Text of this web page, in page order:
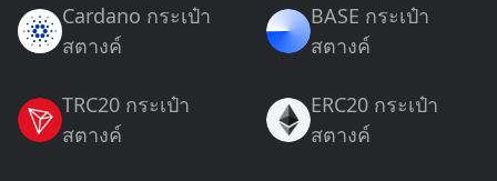
Cardano กระเป๋า
สตางค์
BASE กระเป๋า
สตางค์
TRC20 กระเป๋า
สตางค์
ERC20 กระเป๋า
สตางค์